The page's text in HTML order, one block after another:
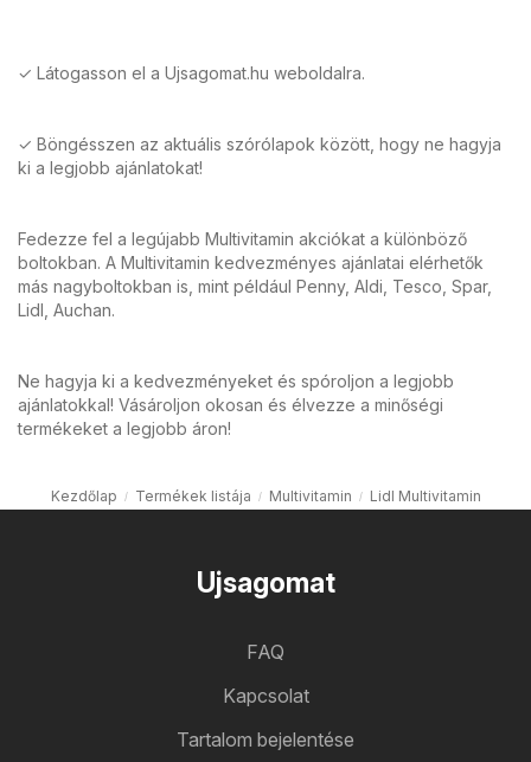
✓ Látogasson el a Ujsagomat.hu weboldalra.
✓ Böngésszen az aktuális szórólapok között, hogy ne hagyja
ki a legjobb ajánlatokat!
Fedezze fel a legújabb Multivitamin akciókat a különböző
boltokban. A Multivitamin kedvezményes ajánlatai elérhetők
más nagyboltokban is, mint például Penny, Aldi, Tesco, Spar,
Lidl, Auchan.
Ne hagyja ki a kedvezményeket és spóroljon a legjobb
ajánlatokkal! Vásároljon okosan és élvezze a minőségi
termékeket a legjobb áron!
Kezdőlap Termékek listája Multivitamin Lidl Multivitamin
Ujsagomat
FAQ
Kapcsolat
Tartalom bejelentése